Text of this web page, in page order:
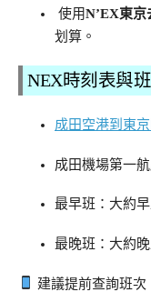
使用N’EX東
划算。
NEX時刻表與
成田空港到東
成田機場第一
最早班：大約
最晚班：大約
建議提前查詢班